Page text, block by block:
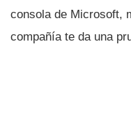
consola de Microsoft,
compañí­a te da una